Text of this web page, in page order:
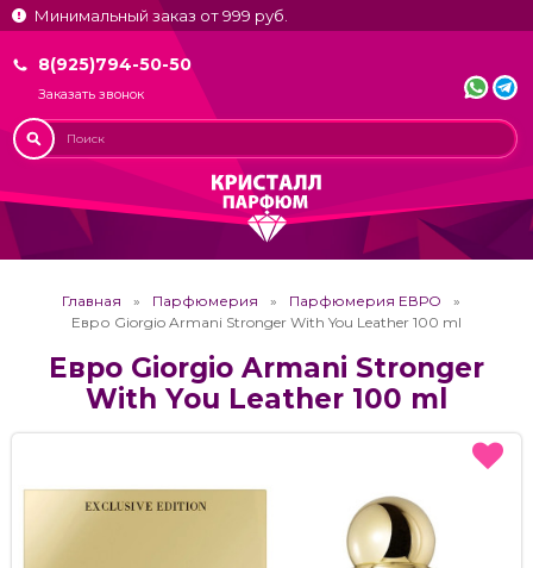
Минимальный заказ от 999 руб.
8(925)794-50-50
Заказать звонок
Главная Парфюмерия
Парфюмерия ЕВРО
Евро Giorgio Armani Stronger With You Leather 100 ml
Евро Giorgio Armani Stronger
With You Leather 100 ml